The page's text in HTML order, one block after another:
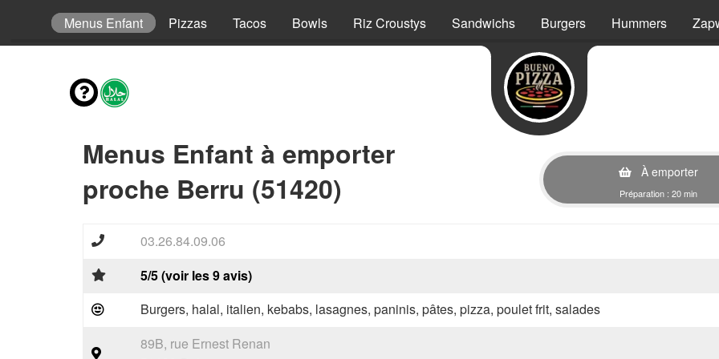
Menus Enfant Pizzas Tacos Bowls Riz Croustys Sandwichs Burgers Hummers
Menus Enfant à emporter
proche Berru (51420)
À emporter
Préparation : 20 min
03.26.84.09.06
5/5 (voir les 9 avis)
Burgers, halal, italien, kebabs, lasagnes, paninis, pâtes, pizza, poulet frit, salades
89B, rue Ernest Renan